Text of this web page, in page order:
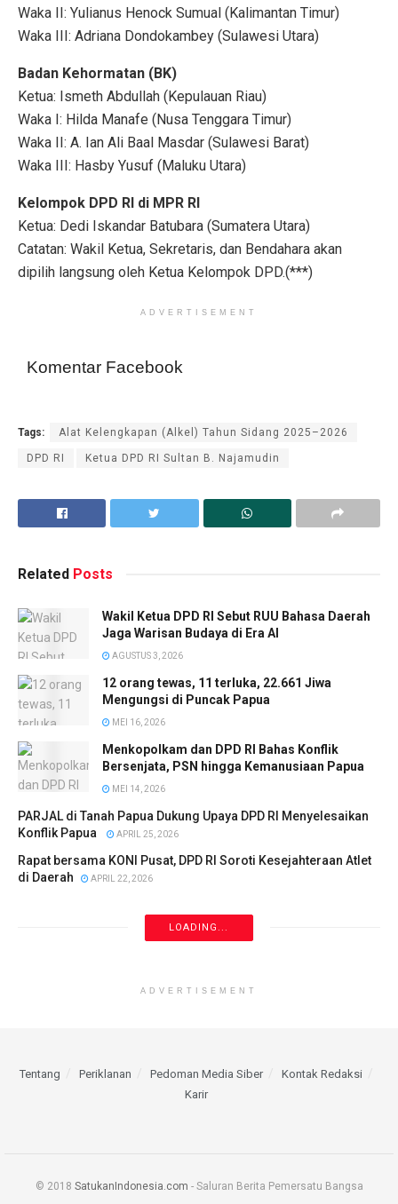
Waka II: Yulianus Henock Sumual (Kalimantan Timur)
Waka III: Adriana Dondokambey (Sulawesi Utara)
Badan Kehormatan (BK)
Ketua: Ismeth Abdullah (Kepulauan Riau)
Waka I: Hilda Manafe (Nusa Tenggara Timur)
Waka II: A. Ian Ali Baal Masdar (Sulawesi Barat)
Waka III: Hasby Yusuf (Maluku Utara)
Kelompok DPD RI di MPR RI
Ketua: Dedi Iskandar Batubara (Sumatera Utara)
Catatan: Wakil Ketua, Sekretaris, dan Bendahara akan
dipilih langsung oleh Ketua Kelompok DPD.(***)
ADVERTISEMENT
Komentar Facebook
Tags: Alat Kelengkapan (Alkel) Tahun Sidang 2025–2026
DPD RI Ketua DPD RI Sultan B. Najamudin
Related Posts
Wakil Ketua DPD RI Sebut RUU Bahasa Daerah
Jaga Warisan Budaya di Era AI
AGUSTUS 3, 2026
12 orang tewas, 11 terluka, 22.661 Jiwa
Mengungsi di Puncak Papua
MEI 16, 2026
Menkopolkam dan DPD RI Bahas Konflik
Bersenjata, PSN hingga Kemanusiaan Papua
MEI 14, 2026
PARJAL di Tanah Papua Dukung Upaya DPD RI Menyelesaikan
Konflik Papua
APRIL 25, 2026
Rapat bersama KONI Pusat, DPD RI Soroti Kesejahteraan Atlet
di Daerah
APRIL 22, 2026
LOADING...
ADVERTISEMENT
Tentang Periklanan Pedoman Media Siber
Kontak Redaksi
Karir
© 2018 SatukanIndonesia.com - Saluran Berita Pemersatu Bangsa